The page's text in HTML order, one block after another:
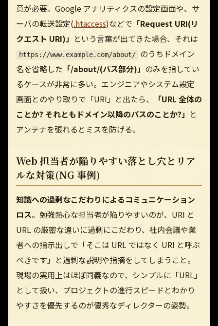
意が必要。Google アナリティクスの設定画面や、サ
ーバの転送設定(.htaccess)などで 「Request URI(リ
クエスト URI)」 という言葉が出てきた場合、それは
https://www.example.com/about/
のうちドメイン
名を省略した 「/about/(パス部分)」 のみを指してい
るケースが非常に多い。エンジニアやシステム設定
画面とのやり取りで「URI」と出たら、
「URL 全体の
ことか? それともドメイン以降のパスのことか?」 と
アンテナを張れるとミスを防げる。
Web 担当者が陥りやすい落とし穴とリア
ルな対策(NG 事例)
知識への過剰なこだわりによるコミュニケーション
ロス。勉強熱心な担当者が陥りやすいのが、URI と
URL の厳密な違いに過剰にこだわり、社内会議や業
者への指示出しで「そこは URL ではなく URI と呼ぶ
べきです」と過剰な説明や指摘をしてしまうこと。
現場の実用上はほぼ同義なので、シンプルに「URL」
として扱い、プロジェクトの進行スピードとわかり
やすさを優先するのが優秀なディレクターの姿勢。